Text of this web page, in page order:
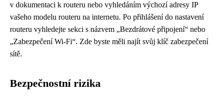
v dokumentaci k routeru nebo vyhledáním výchozí adresy IP
vašeho modelu routeru na internetu. Po přihlášení do nastavení
routeru vyhledejte sekci s názvem „Bezdrátové připojení“ nebo
„Zabezpečení Wi-Fi“. Zde byste měli najít svůj klíč zabezpečení
sítě.
Bezpečnostní rizika